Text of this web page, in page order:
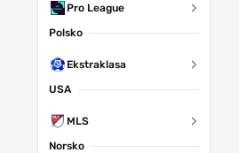
Pro League
Polsko
Ekstraklasa
USA
MLS
Norsko